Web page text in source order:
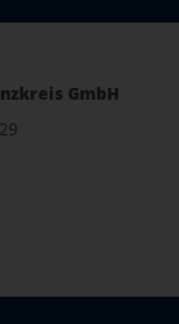
GmbH